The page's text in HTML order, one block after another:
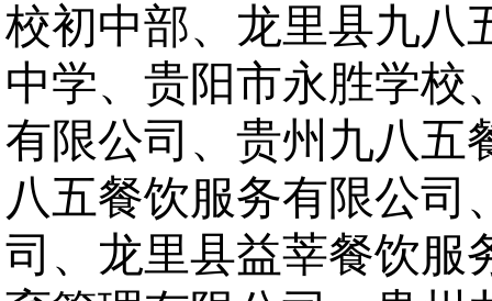
校初中部、龙里县九八
中学、贵阳市永胜学校
有限公司、贵州九八五
八五餐饮服务有限公司
司、龙里县益莘餐饮服